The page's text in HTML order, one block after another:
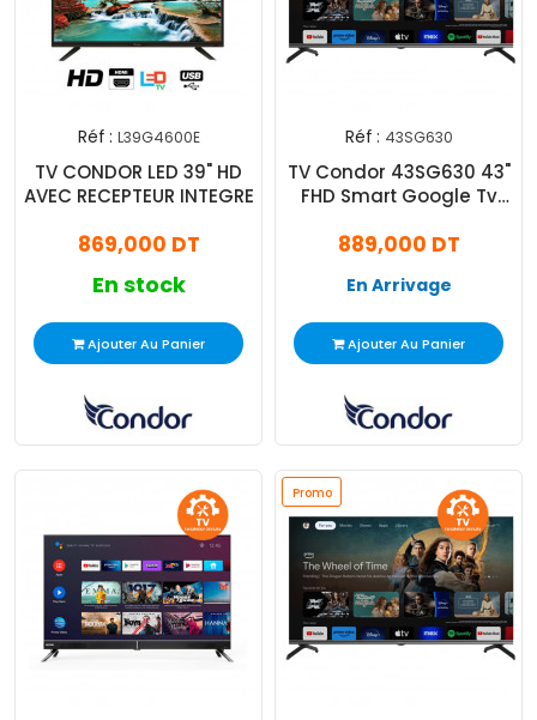
Réf : L39G4600E
TV CONDOR LED 39" HD
AVEC RECEPTEUR INTEGRE
869,000 DT
En stock
Ajouter Au Panier
Réf : 43SG630
TV Condor 43SG630 43"
FHD Smart Google Tv
889,000 DT
En Arrivage
Ajouter Au Panier
Promo